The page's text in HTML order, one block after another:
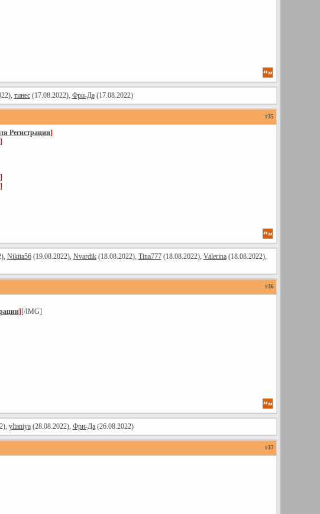
тинес(17.08.2022), Фри-Да(17.08.2022)
#35
Регистрации]
]
]
]
Nikita56(19.08.2022), Nvardik(18.08.2022), Tina777(18.08.2022), Valerina(18.08.2022),
#36
] [/IMG]
ylianiya(28.08.2022), Фри-Да(26.08.2022)
#37